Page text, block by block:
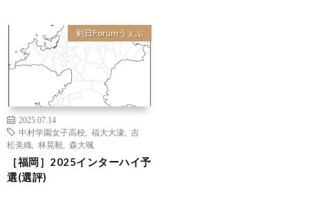
剣日Forumうぇぶ
2025.07.14
中村学園女子高校
福大大濠
吉
松美織
林晃毅 森大颯
［福岡］2025インターハイ予
選(選評)